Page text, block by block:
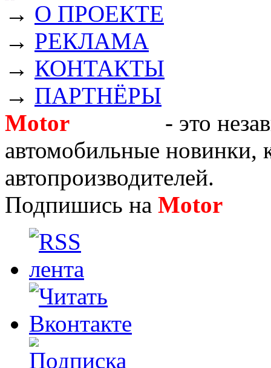
→ О ПРОЕКТЕ
→ РЕКЛАМА
→ КОНТАКТЫ
→ ПАРТНЁРЫ
Motor
- это
автомобильные новинки,
автопроизводителей.
Подпишись на Motor